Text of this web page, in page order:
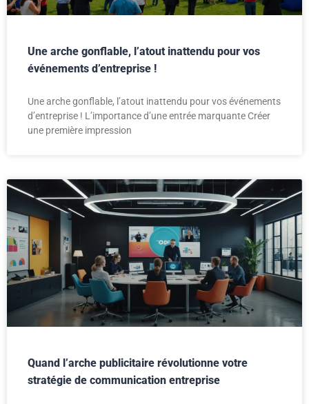
Une arche gonflable, l’atout inattendu pour vos
événements d’entreprise !
Une arche gonflable, l’atout inattendu pour vos événements
d’entreprise ! L’importance d’une entrée marquante Créer
une première impression
Quand l’arche publicitaire révolutionne votre
stratégie de communication entreprise